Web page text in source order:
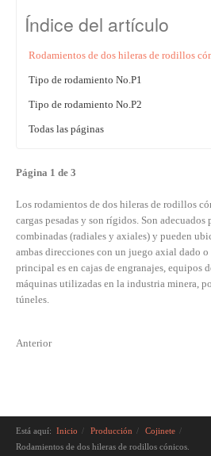
Índice del artículo
Rodamientos de dos hileras de rodillos
Tipo de rodamiento No.P1
Tipo de rodamiento No.P2
Todas las páginas
Página 1 de 3
Los rodamientos de dos hileras de rodillos
cargas pesadas y son rígidos. Son
combinadas (radiales y axiales) y pueden
ambas direcciones con un juego axial dado o
principal es en cajas de engranajes, equipos
máquinas utilizadas en la industria minera,
túneles.
Anterior
Está aquí: Inicio Producción
Cojinete
Rodamientos de dos hileras de rodillos cónicos.